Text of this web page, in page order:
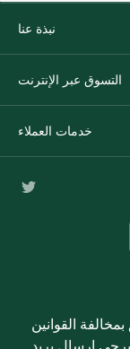
نبذة عنا
التسوق عبر الإنترنت
خدمات العملاء
القوانين
يرجى إرسال بريد